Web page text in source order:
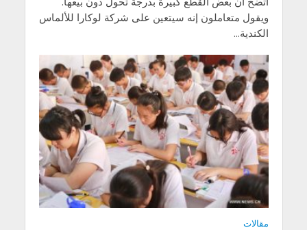
ويقول متعاملون إنه سيتعين على شركة لوكارا للألماس
الكندية...
مقالات